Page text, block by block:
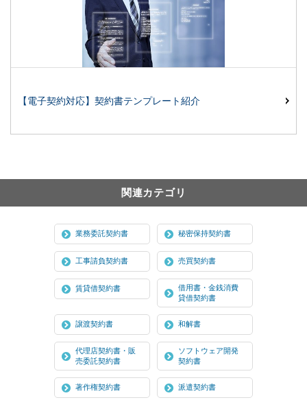
【電子契約対応】契約書テンプレート紹介
関連カテゴリ
業務委託契約書 秘密保持契約書
工事請負契約書 売買契約書
賃貸借契約書
借用書・金銭消費
貸借契約書
譲渡契約書 和解書
代理店契約書・販
売委託契約書
ソフトウェア開発
契約書
著作権契約書 派遣契約書